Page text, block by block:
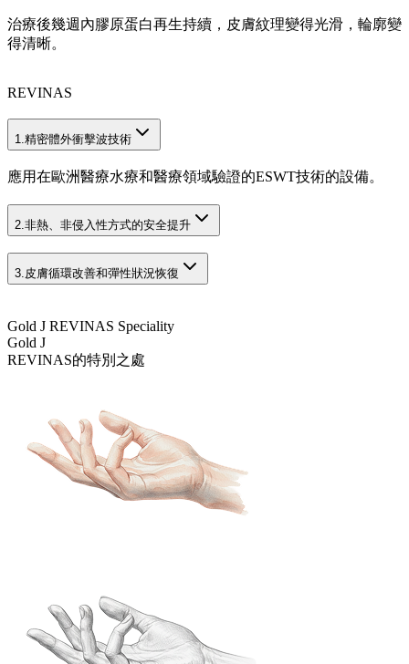
治療後幾週內膠原蛋白再生持續，皮膚紋理變得光滑，輪廓變
得清晰。
REVINAS
1.精密體外衝擊波技術
應用在歐洲醫療水療和醫療領域驗證的ESWT技術的設備。
2. 非熱、非侵入性方式的安全提升
3.皮膚循環改善和彈性狀況恢復
Gold J REVINAS Speciality
Gold J
REVINAS的特別之處